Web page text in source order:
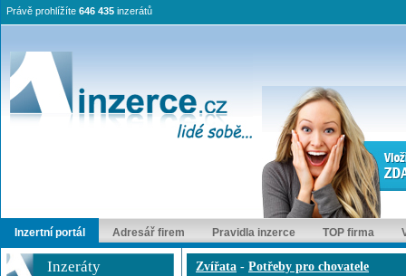
Právě prohlížíte 646 435 inzerátů
Inzertní portál Adresář firem Pravidla inzerce TOP firma
Inzeráty Zvířata - Potřeby pro chovatele